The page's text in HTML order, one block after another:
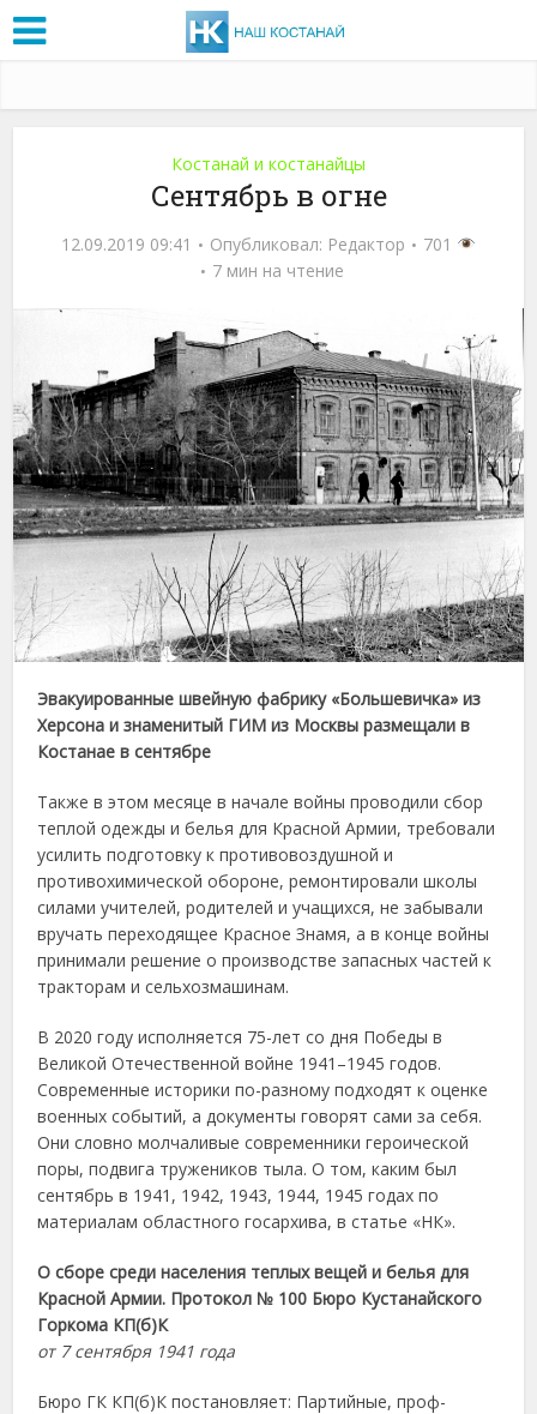
Костанай и костанайцы
Сентябрь в огне
12.09.2019 09:41 Опубликовал: Редактор
701
7 мин на чтение
Эвакуированные швейную фабрику «Большевичка» из
Херсона и знаменитый ГИМ из Москвы размещали в
Костанае в сентябре
Также в этом месяце в начале войны проводили сбор
теплой одежды и белья для Красной Армии, требовали
усилить подготовку к противовоздушной и
противохимической обороне, ремонтировали школы
силами учителей, родителей и учащихся, не забывали
вручать переходящее Красное Знамя, а в конце войны
принимали решение о производстве запасных частей к
тракторам и сельхозмашинам.
В 2020 году исполняется 75-лет со дня Победы в
Великой Отечественной войне 1941–1945 годов.
Современные историки по-разному подходят к оценке
военных событий, а документы говорят сами за себя.
Они словно молчаливые современники героической
поры, подвига тружеников тыла. О том, каким был
сентябрь в 1941, 1942, 1943, 1944, 1945 годах по
материалам областного госархива, в статье «НК».
О сборе среди населения теплых вещей и белья для
Красной Армии. Протокол № 100 Бюро Кустанайского
Горкома КП(б)К
от 7 сентября 1941 года
Бюро ГК КП(б)К постановляет: Партийные, проф-